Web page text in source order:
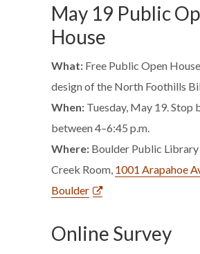
May 19 Public
House
What: Free Public Open
design of the North Foothills
When: Tuesday, May 19. Stop
between 4–6:45 p.m.
Where: Boulder Public
Creek Room, 1001 Arapahoe
Boulder
Online Survey